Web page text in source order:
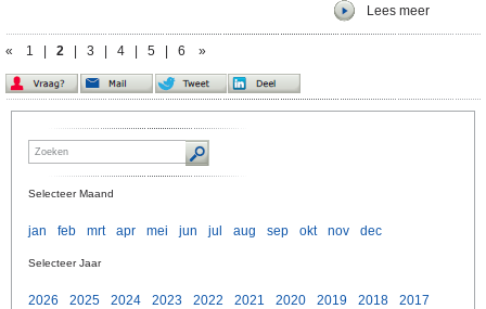
Lees meer
« 1 2 3 4 5 6 »
Selecteer Maand
jan feb mrt apr mei jun jul aug sep okt nov dec
Selecteer Jaar
2026 2025 2024 2023 2022 2021 2020 2019 2018
2017